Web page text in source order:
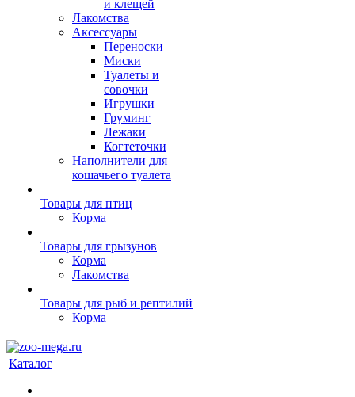
и клещей
Лакомства
Аксессуары
Переноски
Миски
Туалеты и
совочки
Игрушки
Груминг
Лежаки
Когтеточки
Наполнители для
кошачьего туалета
Товары для птиц
Корма
Товары для грызунов
Корма
Лакомства
Товары для рыб и рептилий
Корма
Каталог